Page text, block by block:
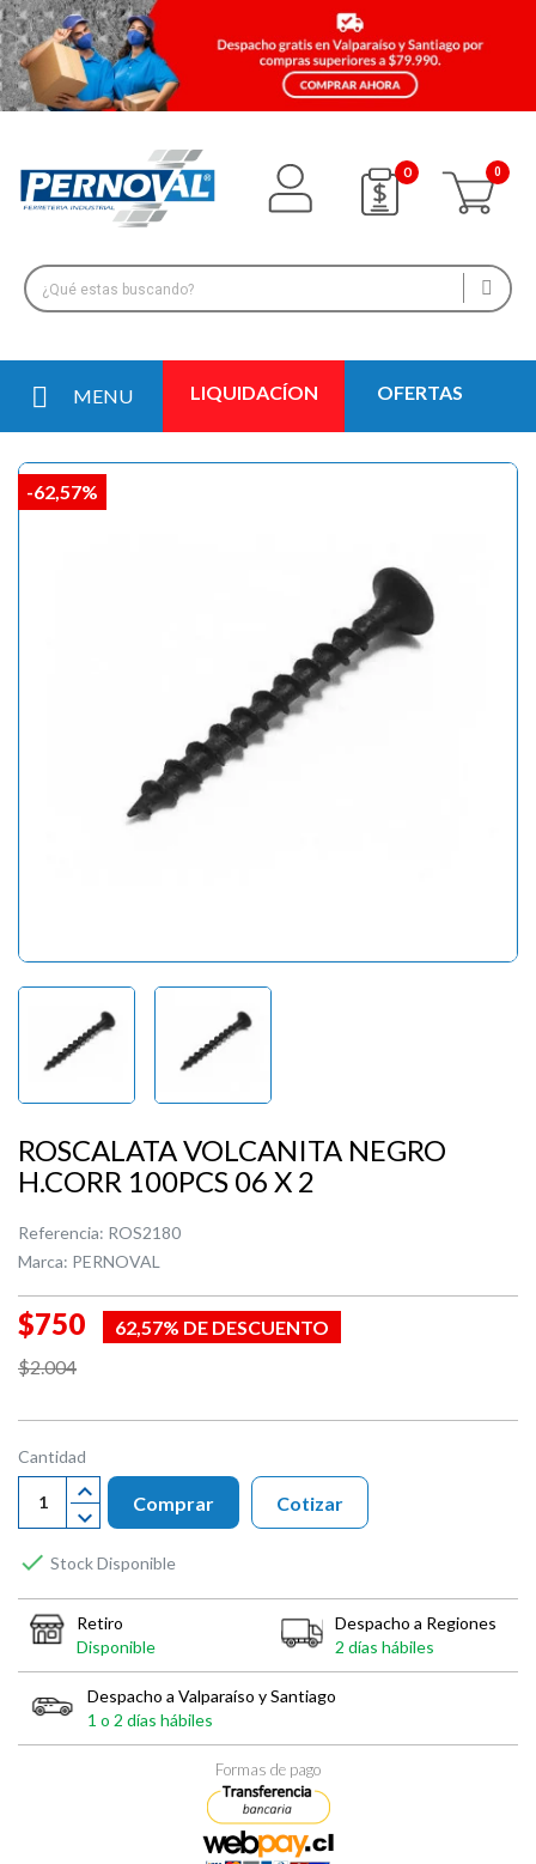
0
MENU LIQUIDACÍON OFERTAS
-62,57%
ROSCALATA VOLCANITA NEGRO
H.CORR 100PCS 06 X 2
Referencia: ROS2180
Marca: PERNOVAL
$750
62,57% DE DESCUENTO
$2.004
Cantidad
Comprar
 Stock Disponible
Cotizar
Retiro
Disponible
Despacho a Regiones
2 días hábiles
Despacho a Valparaíso y Santiago
1 o 2 días hábiles
Formas de pago